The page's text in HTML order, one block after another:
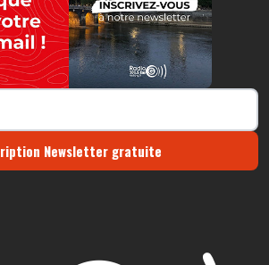
Newsletter gratuite